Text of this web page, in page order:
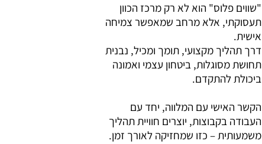
"שווים פלוס" הוא לא רק מרכז הכוון
תעסוקתי, אלא מרחב שמאפשר צמיחה
אישית.
דרך תהליך מקצועי, תומך ומכיל, נבנית
תחושת מסוגלות, ביטחון עצמי ואמונה
ביכולת להתקדם.
הקשר האישי עם המלווה, יחד עם
העבודה בקבוצות, יוצרים חוויית תהליך
משמעותית – כזו שמחזיקה לאורך זמן.